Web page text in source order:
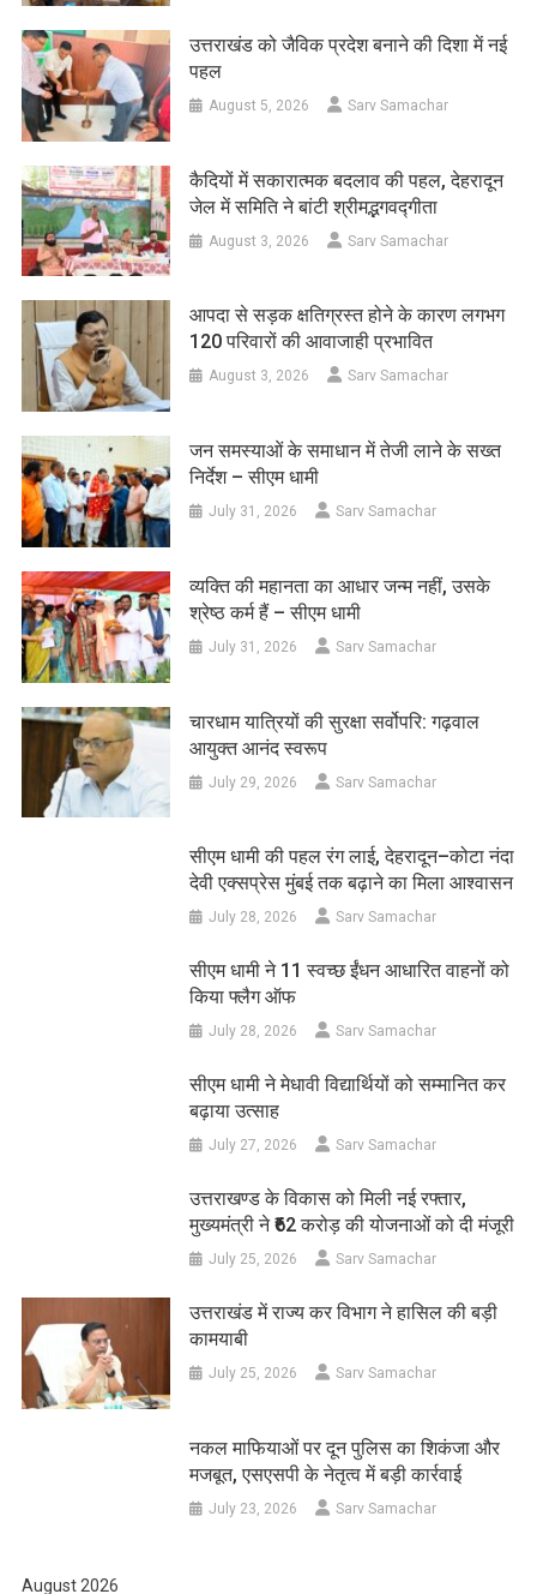
उत्तराखंड को जैविक प्रदेश बनाने की दिशा में नई
पहल
August 5, 2026 Sarv Samachar
कैदियों में सकारात्मक बदलाव की पहल, देहरादून
जेल में समिति ने बांटी श्रीमद्भगवद्गीता
August 3, 2026 Sarv Samachar
आपदा से सड़क क्षतिग्रस्त होने के कारण लगभग
120 परिवारों की आवाजाही प्रभावित
August 3, 2026 Sarv Samachar
जन समस्याओं के समाधान में तेजी लाने के सख्त
निर्देश – सीएम धामी
July 31, 2026 Sarv Samachar
व्यक्ति की महानता का आधार जन्म नहीं, उसके
श्रेष्ठ कर्म हैं – सीएम धामी
July 31, 2026 Sarv Samachar
चारधाम यात्रियों की सुरक्षा सर्वोपरि: गढ़वाल
आयुक्त आनंद स्वरूप
July 29, 2026 Sarv Samachar
सीएम धामी की पहल रंग लाई, देहरादून–कोटा नंदा
देवी एक्सप्रेस मुंबई तक बढ़ाने का मिला आश्वासन
July 28, 2026 Sarv Samachar
सीएम धामी ने 11 स्वच्छ ईंधन आधारित वाहनों को
किया फ्लैग ऑफ
July 28, 2026 Sarv Samachar
सीएम धामी ने मेधावी विद्यार्थियों को सम्मानित कर
बढ़ाया उत्साह
July 27, 2026 Sarv Samachar
उत्तराखण्ड के विकास को मिली नई रफ्तार,
मुख्यमंत्री ने ₹62 करोड़ की योजनाओं को दी मंजूरी
July 25, 2026 Sarv Samachar
उत्तराखंड में राज्य कर विभाग ने हासिल की बड़ी
कामयाबी
July 25, 2026 Sarv Samachar
नकल माफियाओं पर दून पुलिस का शिकंजा और
मजबूत, एसएसपी के नेतृत्व में बड़ी कार्रवाई
July 23, 2026 Sarv Samachar
August 2026